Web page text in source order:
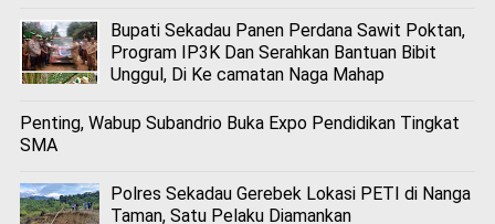
Bupati Sekadau Panen Perdana Sawit Poktan,
Program IP3K Dan Serahkan Bantuan Bibit
Unggul, Di Ke camatan Naga Mahap
Penting, Wabup Subandrio Buka Expo Pendidikan Tingkat
SMA
Polres Sekadau Gerebek Lokasi PETI di Nanga
Taman, Satu Pelaku Diamankan